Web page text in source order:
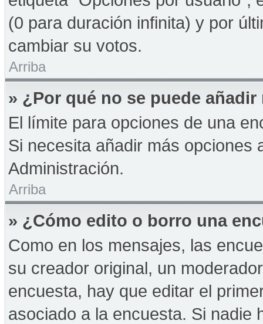
(0 para duración infinita) y por
cambiar su votos.
Arriba
» ¿Por qué no se puede
El límite para opciones de una
Si necesita añadir más opciones
Administración.
Arriba
» ¿Cómo edito o borro una
Como en los mensajes, las
su creador original, un
encuesta, hay que editar el
asociado a la encuesta. Si nadie